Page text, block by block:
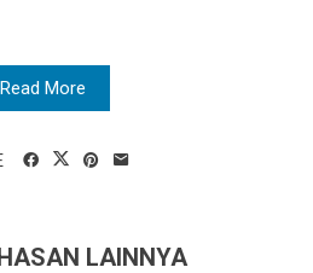
Read More
LAINNYA